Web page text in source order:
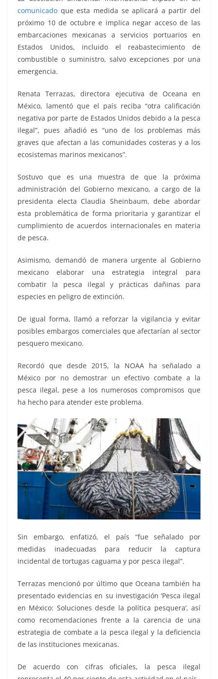
comunicado que esta medida se aplicará a partir del
próximo 10 de octubre e implica negar acceso de las
embarcaciones mexicanas a servicios portuarios en
Estados Unidos, incluido el reabastecimiento de
combustible o suministro, salvo excepciones por una
emergencia.
Renata Terrazas, directora ejecutiva de Oceana en
México, lamentó que el país reciba “otra calificación
negativa por parte de Estados Unidos debido a la pesca
ilegal”, pues añadió es “uno de los problemas más
graves que afectan a las comunidades costeras y a los
ecosistemas marinos mexicanos”.
Sostuvo que es una muestra de que la próxima
administración del Gobierno mexicano, a cargo de la
presidenta electa Claudia Sheinbaum, debe abordar
esta problemática de forma prioritaria y garantizar el
cumplimiento de acuerdos internacionales en materia
de pesca.
Asimismo, demandó de manera urgente al Gobierno
mexicano elaborar una estrategia integral para
combatir la pesca ilegal y prácticas dañinas para
especies en peligro de extinción.
De igual forma, llamó a reforzar la vigilancia y evitar
posibles embargos comerciales que afectarían al sector
pesquero mexicano.
Recordó que desde 2015, la NOAA ha señalado a
México por no demostrar un efectivo combate a la
pesca ilegal, pese a los numerosos compromisos que
ha hecho para atender este problema.
Sin embargo, enfatizó, el país “fue señalado por
medidas inadecuadas para reducir la captura
incidental de tortugas caguama y por pesca ilegal”.
Terrazas mencionó por último que Oceana también ha
presentado evidencias en su investigación ‘Pesca ilegal
en México: Soluciones desde la política pesquera’, así
como recomendaciones frente a la carencia de una
estrategia de combate a la pesca ilegal y la deficiencia
de las instituciones mexicanas.
De acuerdo con cifras oficiales, la pesca ilegal